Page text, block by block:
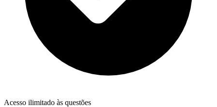
Acesso ilimitado às questões